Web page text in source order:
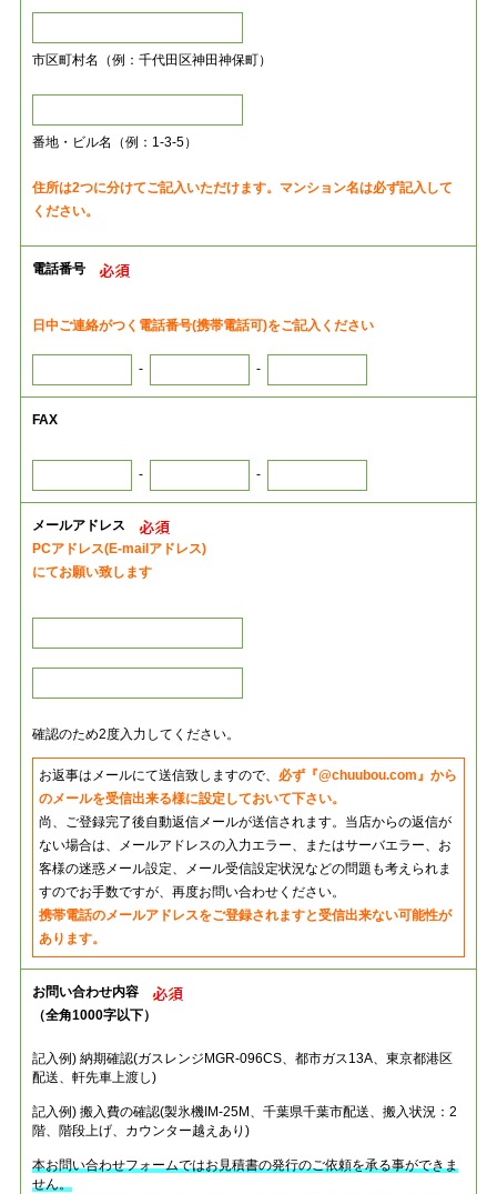
市区町村名（例：千代田区神田神保町）
番地・ビル名（例：1-3-5）
住所は2つに分けてご記入いただけます。マンション名は必ず記入して
ください。
電話番号
日中ご連絡がつく電話番号(携帯電話可)をご記入ください
- -
FAX
- -
メールアドレス
PCアドレス(E-mailアドレス)
にてお願い致します
確認のため2度入力してください。
お返事はメールにて送信致しますので、 必ず『@chuubou.com』から
のメールを受信出来る様に設定しておいて下さい。
尚、ご登録完了後自動返信メールが送信されます。当店からの返信が
ない場合は、メールアドレスの入力エラー、またはサーバエラー、お
客様の迷惑メール設定、メール受信設定状況などの問題も考えられま
すのでお手数ですが、再度お問い合わせください。
携帯電話のメールアドレスをご登録されますと受信出来ない可能性が
あります。
お問い合わせ内容
（全角1000字以下）
記入例) 納期確認(ガスレンジMGR-096CS、都市ガス13A、東京都港区
配送、軒先車上渡し)
記入例) 搬入費の確認(製氷機IM-25M、千葉県千葉市配送、搬入状況：2
階、階段上げ、カウンター越えあり)
本お問い合わせフォームではお見積書の発行のご依頼を承る事ができま
せん。